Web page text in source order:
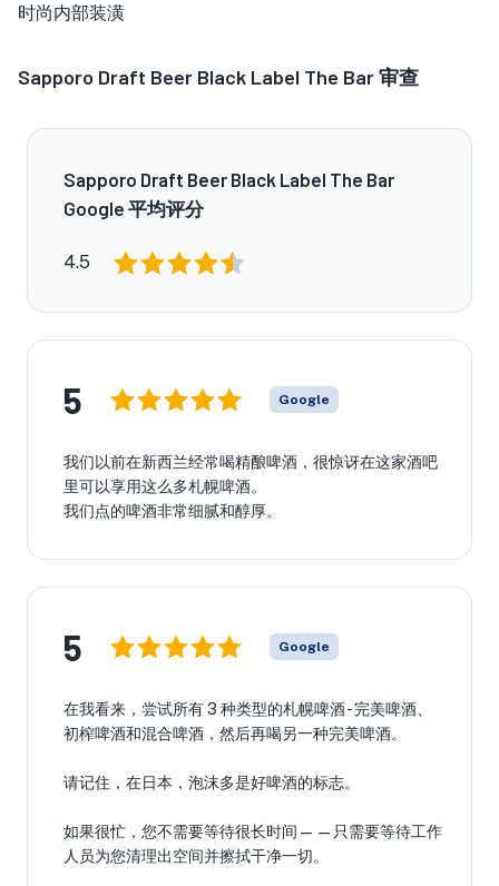
时尚内部装潢
Sapporo Draft Beer Black Label The Bar审查
Sapporo Draft Beer Black Label The Bar
Google 平均评分
4.5
5 Google
我们以前在新西兰经常喝精酿啤酒，很惊讶在这家酒吧
里可以享用这么多札幌啤酒。
我们点的啤酒非常细腻和醇厚。
5 Google
在我看来，尝试所有 3 种类型的札幌啤酒 - 完美啤酒、
初榨啤酒和混合啤酒，然后再喝另一种完美啤酒。
请记住，在日本，泡沫多是好啤酒的标志。
如果很忙，您不需要等待很长时间——只需要等待工作
人员为您清理出空间并擦拭干净一切。